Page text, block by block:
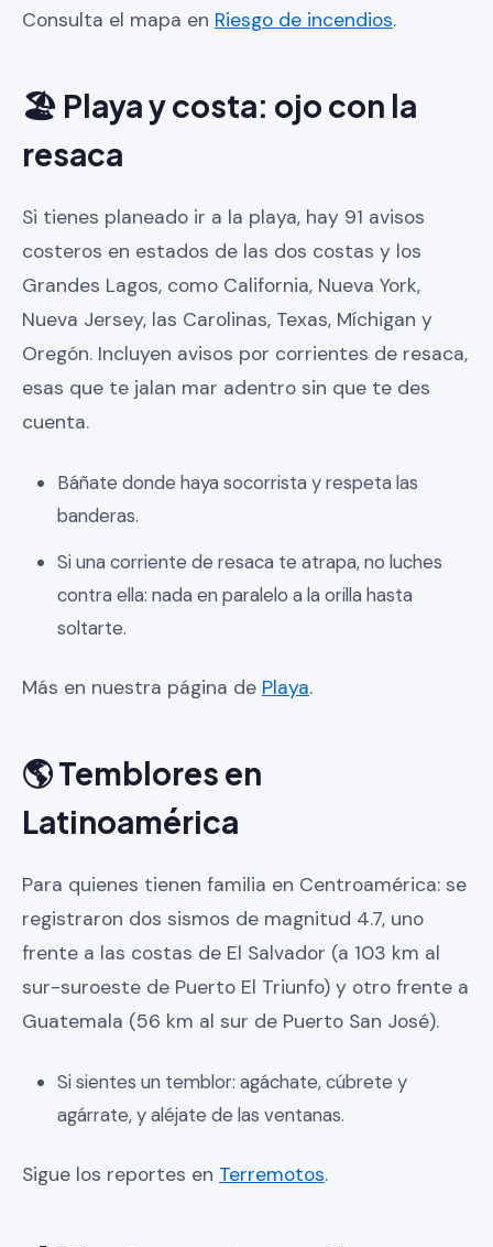
Consulta el mapa en Riesgo de incendios.
🏖️ Playa y costa: ojo con la
resaca
Si tienes planeado ir a la playa, hay 91 avisos
costeros en estados de las dos costas y los
Grandes Lagos, como California, Nueva York,
Nueva Jersey, las Carolinas, Texas, Míchigan y
Oregón. Incluyen avisos por corrientes de resaca,
esas que te jalan mar adentro sin que te des
cuenta.
Báñate donde haya socorrista y respeta las
banderas.
Si una corriente de resaca te atrapa, no luches
contra ella: nada en paralelo a la orilla hasta
soltarte.
Más en nuestra página de Playa.
🌎 Temblores en
Latinoamérica
Para quienes tienen familia en Centroamérica: se
registraron dos sismos de magnitud 4.7, uno
frente a las costas de El Salvador (a 103 km al
sur-suroeste de Puerto El Triunfo) y otro frente a
Guatemala (56 km al sur de Puerto San José).
Si sientes un temblor: agáchate, cúbrete y
agárrate, y aléjate de las ventanas.
Sigue los reportes en Terremotos.